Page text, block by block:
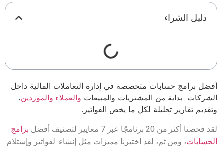
دليل الشراء
أفضل برامج حسابات متخصصة في إدارة التعاملات المالية داخل
الشركات بداية من المشتريات والمبيعات والعملاء والموردين،
وتقديم تقارير تحليلة لكل ما يخص الفواتير.
لقد فحصنا أكثر من 20 برنامجًا عبر 7 معايير لتصنيف أفضل
برامج
الحسابات، ومن ثم، لقد اختبرنا مميزات مثل إنشاء الفواتير وإستلام